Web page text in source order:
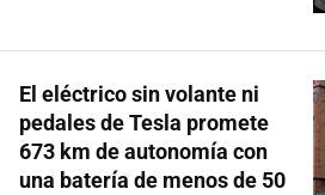
El eléctrico sin volante ni
pedales de Tesla promete
673 km de autonomía con
una batería de menos de 50